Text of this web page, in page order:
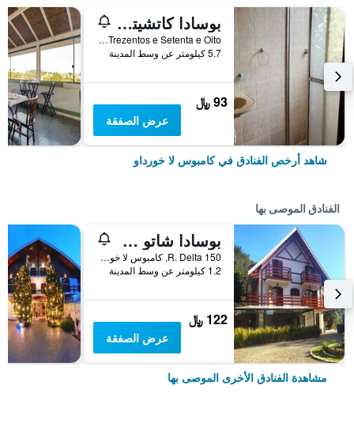
بوسادا كاتشيتو دي سيلو
R. Trezentos e Setenta e Oito, كامبوس لا خورداو, البرازيل
5.7 كيلومتر عن وسط المدينة
93 ﷼
عرض الصفقة
شاهد أرخص الفنادق في كامبوس لا خورداو
الفنادق الموصى بها
بوسادا شاتو دوس فونتيس
150 R. Delta, كامبوس لا خورداو, البرازيل
1.2 كيلومتر عن وسط المدينة
122 ﷼
عرض الصفقة
مشاهدة الفنادق الأخرى الموصى بها